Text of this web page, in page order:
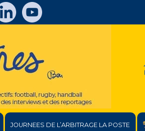
JOURNEES DE L’ARBITRAGE LA POSTE